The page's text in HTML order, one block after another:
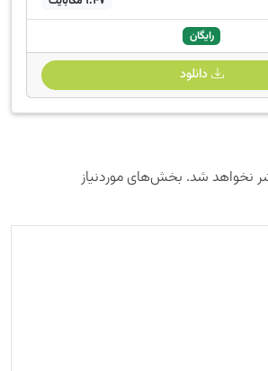
رایگان
دانلود
نخواهد شد. بخش‌های موردنیاز